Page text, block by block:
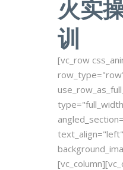
火实
训
[vc_row
text_align="left"